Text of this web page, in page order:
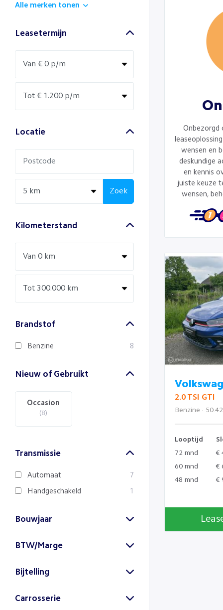
Alle merken tonen
Leasetermijn
Locatie
Zoek
Kilometerstand
Brandstof
Benzine 8
Nieuw of Gebruikt
Occasion
(8)
Transmissie
Automaat 7
Handgeschakeld 1
Bouwjaar
(1)
2021
BTW/Marge
(7)
Bijtelling
Carrosserie
Onbezorgd
wensen en
deskundige
en kennis
juiste keuze
wensen,
2.0 TSI GTI
Benzine ·
Looptijd
72 mnd
€
60 mnd
€
48 mnd
€